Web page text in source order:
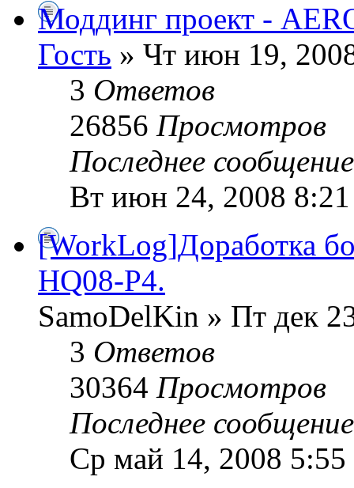
Моддинг проект -
Гость » Чт июн 19,
3 Ответов
26856 Просмотров
Последнее
Вт июн 24, 2008
[WorkLog]Доработка
HQ08-P4.
SamoDelKin » Пт дек
3 Ответов
30364 Просмотров
Последнее
Ср май 14, 2008 5:55